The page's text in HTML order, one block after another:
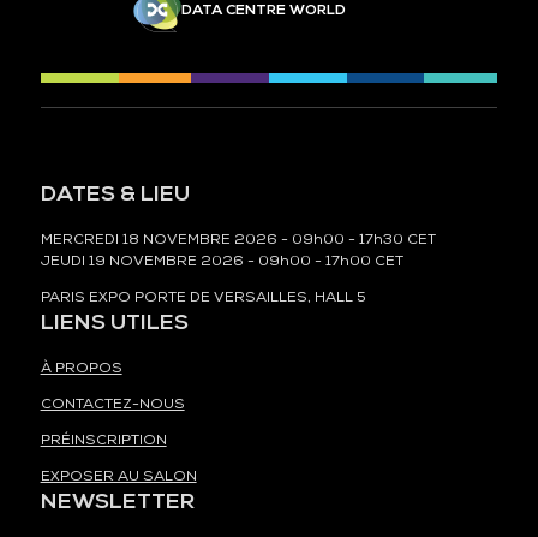
DATA CENTRE WORLD
DATES & LIEU
MERCREDI 18 NOVEMBRE 2026 - 09h00 - 17h30 CET
JEUDI 19 NOVEMBRE 2026 - 09h00 - 17h00 CET
PARIS EXPO PORTE DE VERSAILLES, HALL 5
LIENS UTILES
À PROPOS
CONTACTEZ-NOUS
PRÉINSCRIPTION
EXPOSER AU SALON
NEWSLETTER